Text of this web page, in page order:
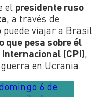
el presidente ruso
, a través de
puede viajar a Brasil
que pesa sobre él
(CPI),
en Ucrania.
6 de